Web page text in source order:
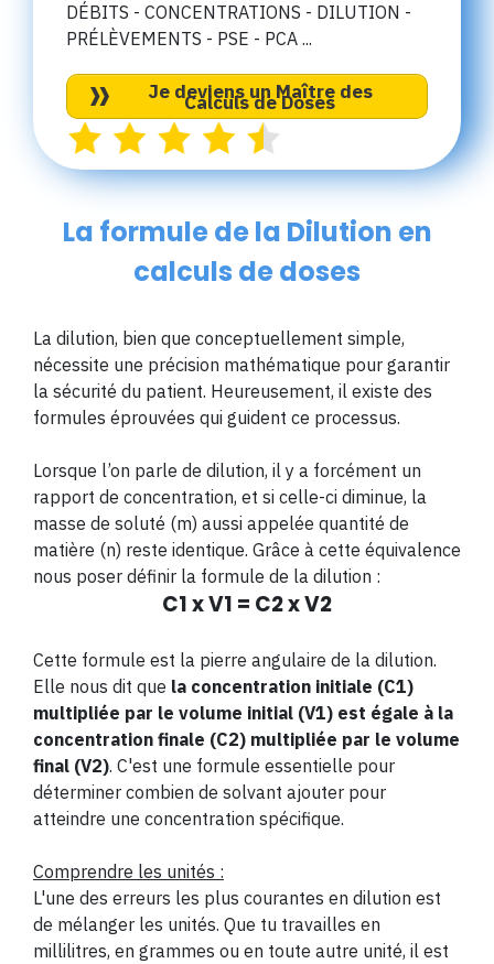
DÉBITS - CONCENTRATIONS - DILUTION -
PRÉLÈVEMENTS - PSE - PCA ...
Je deviens un Maître des
Calculs de Doses
La formule de la Dilution en
calculs de doses
La dilution, bien que conceptuellement simple,
nécessite une précision mathématique pour garantir
la sécurité du patient. Heureusement, il existe des
formules éprouvées qui guident ce processus.
Lorsque l’on parle de dilution, il y a forcément un
rapport de concentration, et si celle-ci diminue, la
masse de soluté (m) aussi appelée quantité de
matière (n) reste identique. Grâce à cette équivalence
nous poser définir la formule de la dilution :
C1 x V1 = C2 x V2
Cette formule est la pierre angulaire de la dilution.
Elle nous dit que la concentration initiale (C1)
multipliée par le volume initial (V1) est égale à la
concentration finale (C2) multipliée par le volume
final (V2). C'est une formule essentielle pour
déterminer combien de solvant ajouter pour
atteindre une concentration spécifique.
Comprendre les unités :
L'une des erreurs les plus courantes en dilution est
de mélanger les unités. Que tu travailles en
millilitres, en grammes ou en toute autre unité, il est